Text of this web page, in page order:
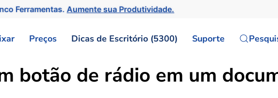
Ferramentas.Aumente sua Produtividade.
Preços Dicas de Escritório (5300) Suporte
botão de rádio em um